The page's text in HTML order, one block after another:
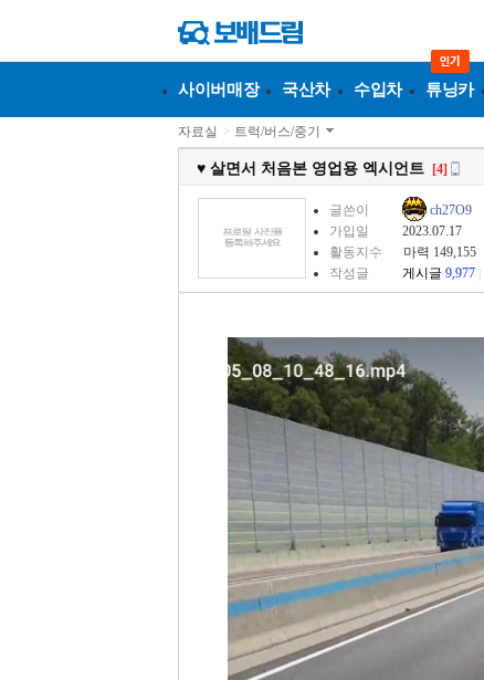
사이버매장 국산차 수입차 튜닝카
자료실 > 트럭/버스/중기
♥ 살면서 처음본 영업용 엑시언트 [4]
글쓴이
ch27O9
가입일
2023.07.17
활동지수
마력 149,155
작성글
게시글 9,977